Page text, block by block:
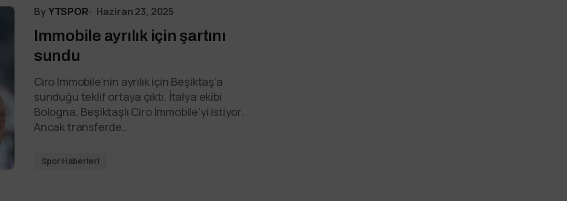
ByYTSPOR Haziran 23, 2025
Immobile ayrılık için şartını
sundu
Ciro Immobile’nin ayrılık için Beşiktaş’a
sunduğu teklif ortaya çıktı. İtalya ekibi
Bologna, Beşiktaşlı Ciro Immobile’yi istiyor.
Ancak transferde…
Spor Haberleri